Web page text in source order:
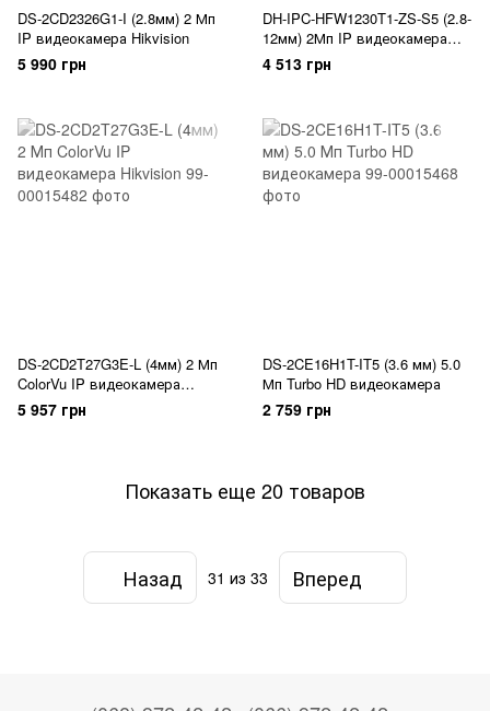
DS-2CD2326G1-I (2.8мм) 2 Мп
IP видеокамера Hikvision
5 990 грн
DH-IPC-HFW1230T1-ZS-S5 (2.8-
12мм) 2Мп IP видеокамера
Dahua с моторизированным
объективом
4 513 грн
DS-2CD2T27G3E-L (4мм) 2 Мп
ColorVu IP видеокамера
Hikvision
5 957 грн
DS-2CE16H1T-IT5 (3.6 мм) 5.0
Мп Turbo HD видеокамера
2 759 грн
Показать еще 20 товаров
Назад 31 из 33 Вперед